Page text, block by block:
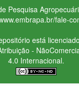
Pesquisa
fale-
está
-
4.0 Internacional.